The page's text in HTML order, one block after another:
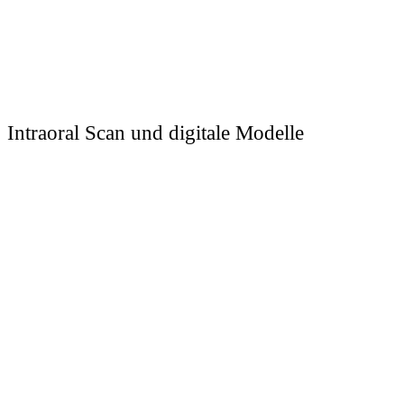
Intraoral Scan und digitale Modelle